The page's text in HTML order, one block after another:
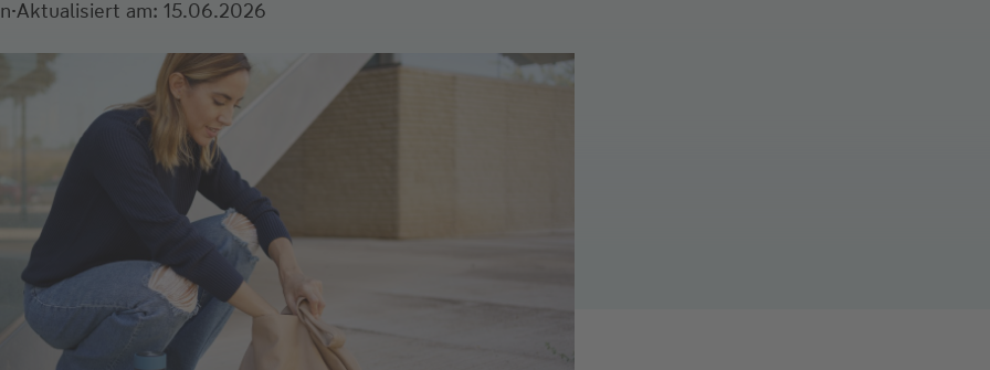
·Aktualisiert am: 15.06.2026